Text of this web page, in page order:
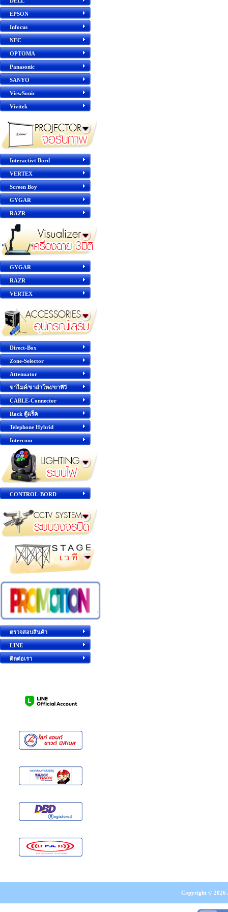
EPSON
Infocus
NEC
OPTOMA
Panasonic
SANYO
ViewSonic
Vivitek
Interactivt Bord
VERTEX
Screen Boy
GYGAR
RAZR
GYGAR
RAZR
VERTEX
Direct-Box
Zone-Selector
Attenuator
ขาไมค์/ขาลำโพง/ขาทีวี
CABLE-Connector
Rack ตู้แร็ค
Telephone Hybrid
Intercom
CONTROL-BORD
ตรวจสอบสินค้า
LINE
ติดต่อเรา
Copyright © 2026